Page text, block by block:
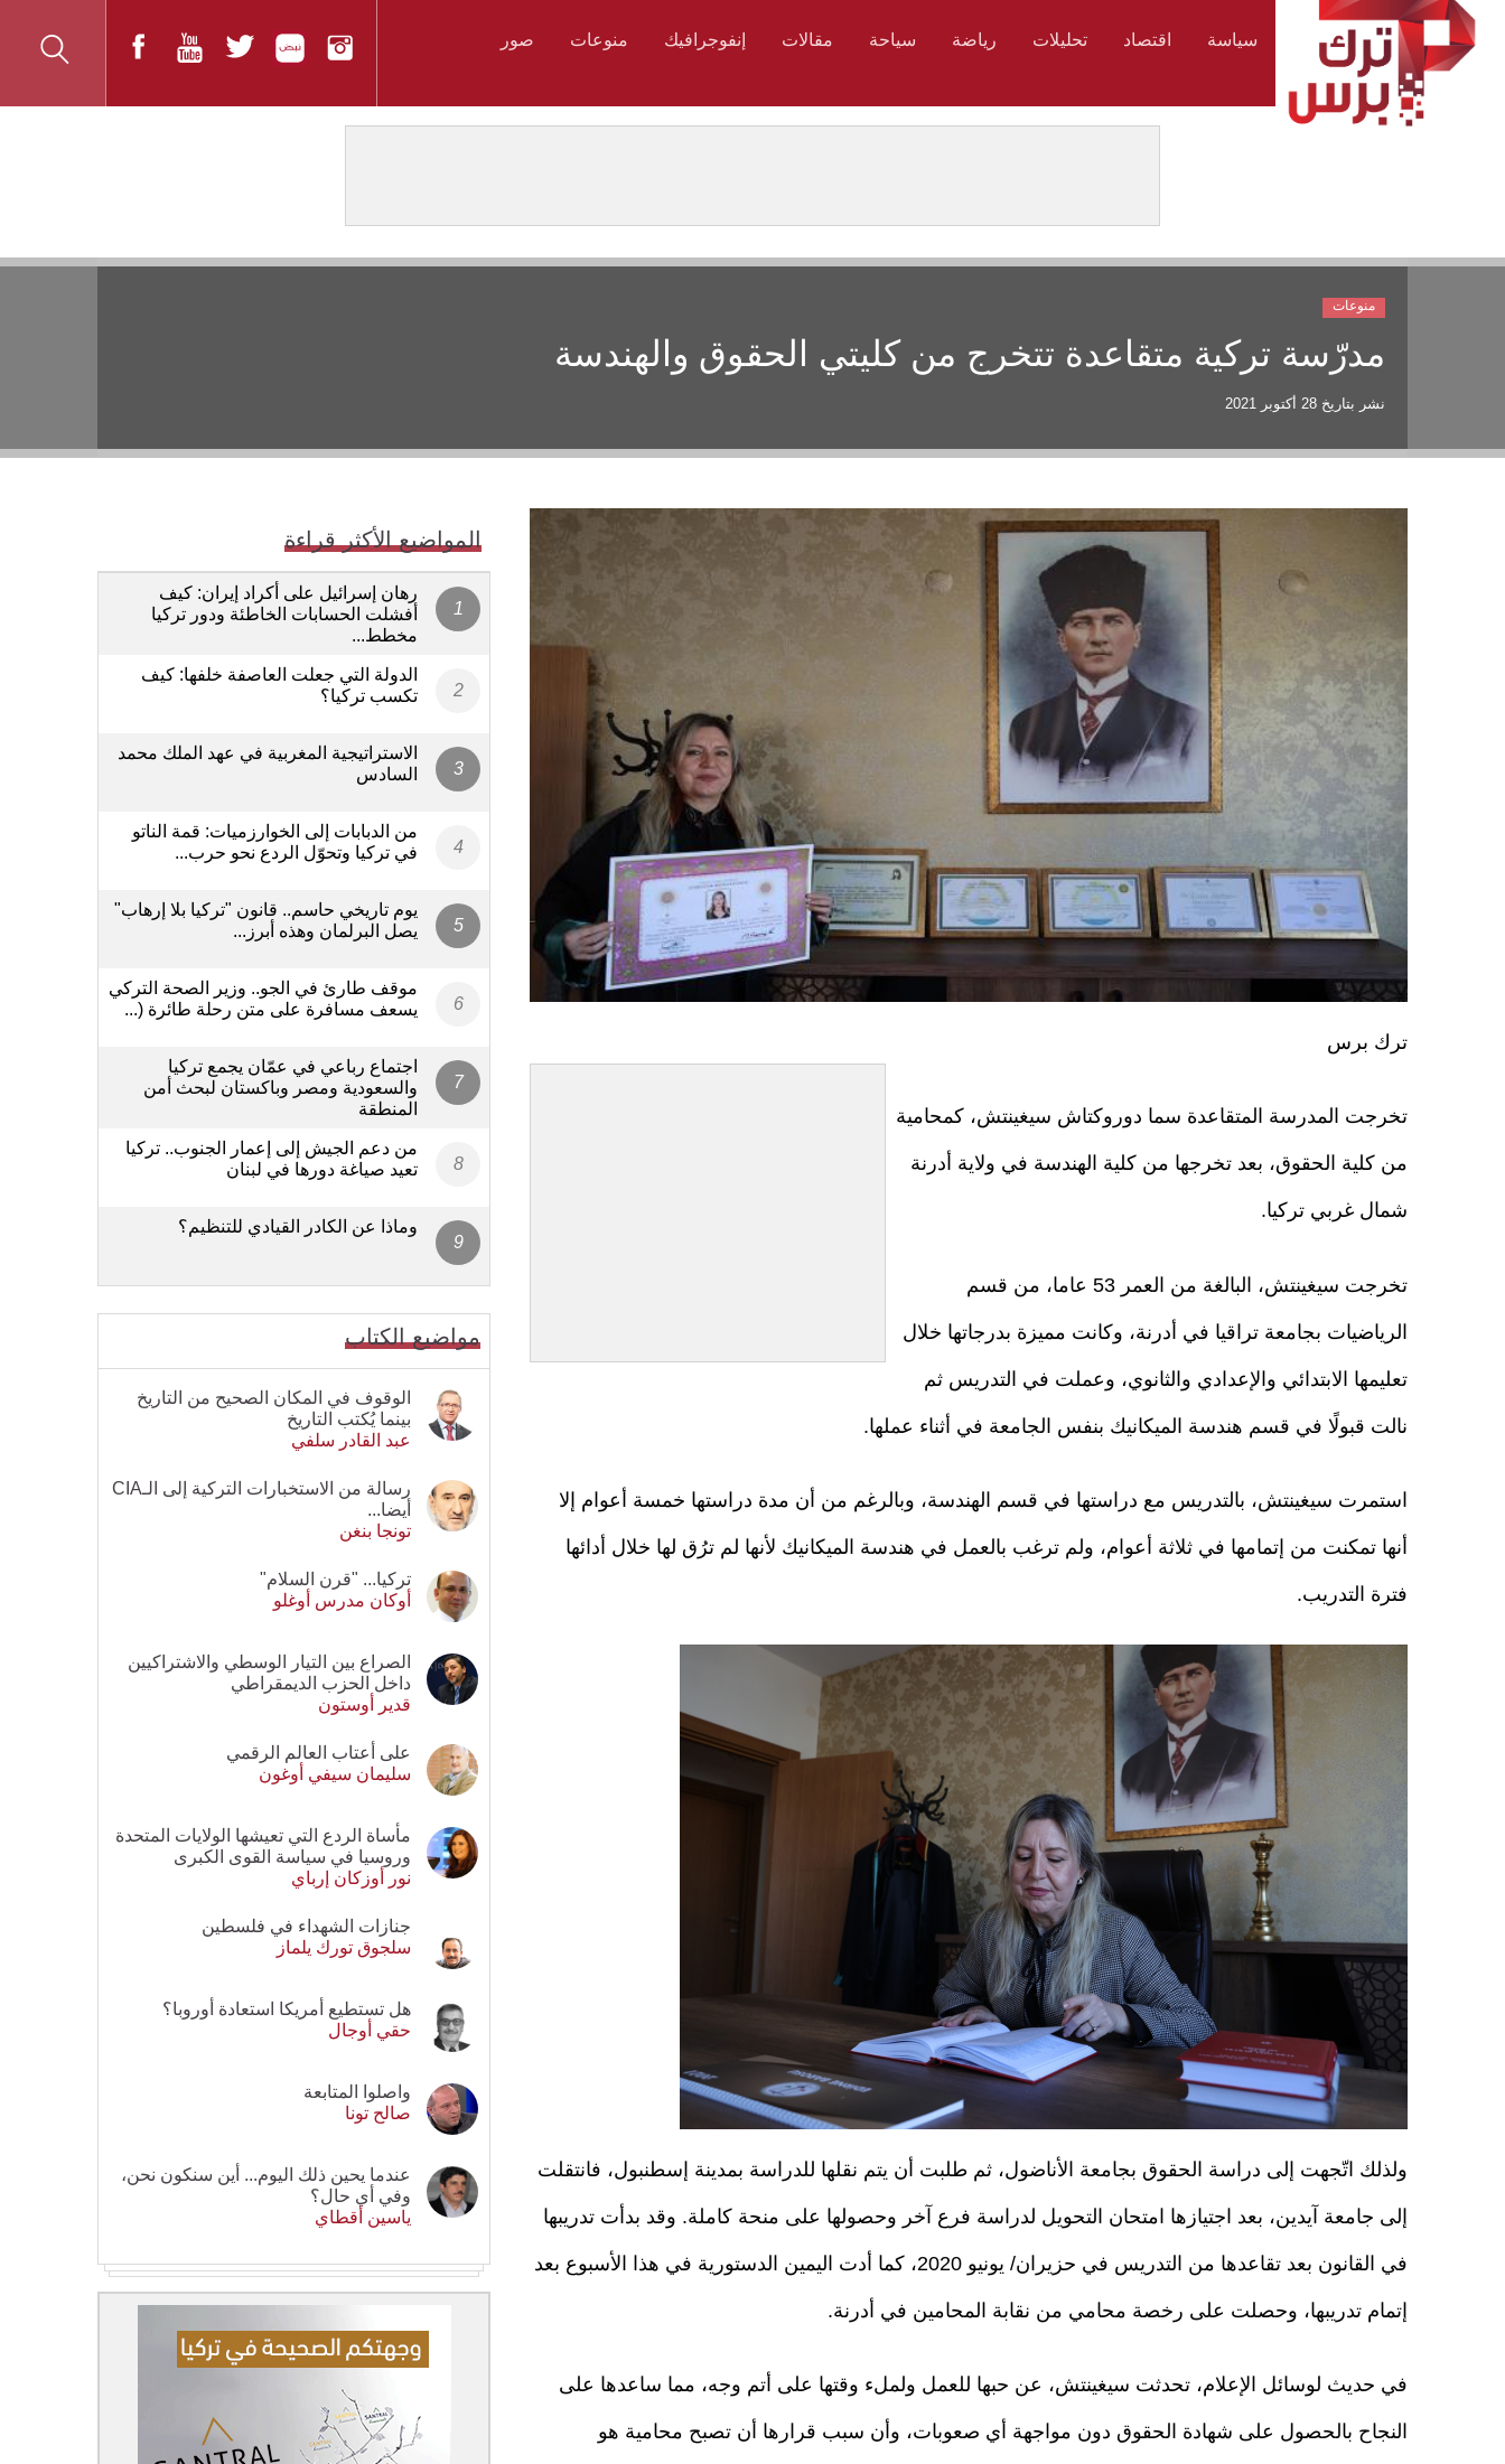
سياسة اقتصاد تحليلات رياضة سياحة مقالات إنفوجرافيك منوعات صور
مدرّسة تركية متقاعدة تتخرج من كليتي الحقوق والهندسة
نشر بتاريخ 28 أكتوبر 2021
منوعات
ترك برس
تخرجت المدرسة المتقاعدة سما دوروكتاش سيغينتش، كمحامية
من كلية الحقوق، بعد تخرجها من كلية الهندسة في ولاية أدرنة
شمال غربي تركيا.
تخرجت سيغينتش، البالغة من العمر 53 عاما، من قسم
الرياضيات بجامعة تراقيا في أدرنة، وكانت مميزة بدرجاتها خلال
تعليمها الابتدائي والإعدادي والثانوي، وعملت في التدريس ثم
نالت قبولًا في قسم هندسة الميكانيك بنفس الجامعة في أثناء عملها.
استمرت سيغينتش، بالتدريس مع دراستها في قسم الهندسة، وبالرغم من أن مدة دراستها خمسة أعوام إلا
أنها تمكنت من إتمامها في ثلاثة أعوام، ولم ترغب بالعمل في هندسة الميكانيك لأنها لم ترُق لها خلال أدائها
فترة التدريب.
20211022_2_50548167_69893896.jpg
ولذلك اتّجهت إلى دراسة الحقوق بجامعة الأناضول، ثم طلبت أن يتم نقلها للدراسة بمدينة إسطنبول، فانتقلت
إلى جامعة آيدين، بعد اجتيازها امتحان التحويل لدراسة فرع آخر وحصولها على منحة كاملة. وقد بدأت تدريبها
في القانون بعد تقاعدها من التدريس في حزيران/ يونيو 2020، كما أدت اليمين الدستورية في هذا الأسبوع بعد
إتمام تدريبها، وحصلت على رخصة محامي من نقابة المحامين في أدرنة.
في حديث لوسائل الإعلام، تحدثت سيغينتش، عن حبها للعمل ولملء وقتها على أتم وجه، مما ساعدها على
النجاح بالحصول على شهادة الحقوق دون مواجهة أي صعوبات، وأن سبب قرارها أن تصبح محامية هو
المواضيع الأكثر قراءة
رهان إسرائيل على أكراد إيران: كيف
أفشلت الحسابات الخاطئة ودور تركيا
مخطط...
الدولة التي جعلت العاصفة خلفها: كيف
تكسب تركيا؟
الاستراتيجية المغربية في عهد الملك محمد
السادس
من الدبابات إلى الخوارزميات: قمة الناتو
في تركيا وتحوّل الردع نحو حرب...
يوم تاريخي حاسم.. قانون "تركيا بلا إرهاب"
يصل البرلمان وهذه أبرز...
موقف طارئ في الجو.. وزير الصحة التركي
يسعف مسافرة على متن رحلة طائرة (...
اجتماع رباعي في عمّان يجمع تركيا
والسعودية ومصر وباكستان لبحث أمن
المنطقة
من دعم الجيش إلى إعمار الجنوب.. تركيا
تعيد صياغة دورها في لبنان
وماذا عن الكادر القيادي للتنظيم؟
مواضيع الكتاب
الوقوف في المكان الصحيح من التاريخ
بينما يُكتب التاريخ
عبد القادر سلفي
رسالة من الاستخبارات التركية إلى الـCIA
أيضا...
تونجا بنغن
تركيا... "قرن السلام"
أوكان مدرس أوغلو
الصراع بين التيار الوسطي والاشتراكيين
داخل الحزب الديمقراطي
قدير أوستون
على أعتاب العالم الرقمي
سليمان سيفي أوغون
مأساة الردع التي تعيشها الولايات المتحدة
وروسيا في سياسة القوى الكبرى
نور أوزكان إرباي
جنازات الشهداء في فلسطين
سلجوق تورك يلماز
هل تستطيع أمريكا استعادة أوروبا؟
حقي أوجال
واصلوا المتابعة
صالح تونا
عندما يحين ذلك اليوم... أين سنكون نحن،
وفي أي حال؟
ياسين أقطاي